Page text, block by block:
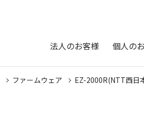
法人のお客様 個人の
ファームウェア EZ-2000R(NTT西日